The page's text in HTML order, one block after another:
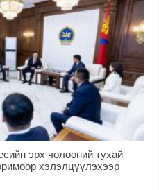
эрх чөлөөний тухай
хэлэлцүүлэхээр